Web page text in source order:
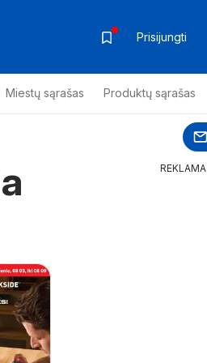
Prisijungti
Miestų sąrašas Produktų sąrašas
REKLAMA